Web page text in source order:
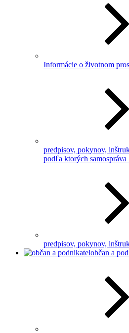
Informácie o životnom
predpisov, pokynov,
podľa ktorých samospráva
predpisov, pokynov,
občan a